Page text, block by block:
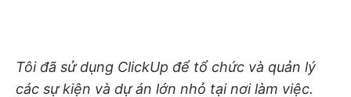
Tôi đã sử dụng ClickUp để tổ chức và quản lý
các sự kiện và dự án lớn nhỏ tại nơi làm việc.